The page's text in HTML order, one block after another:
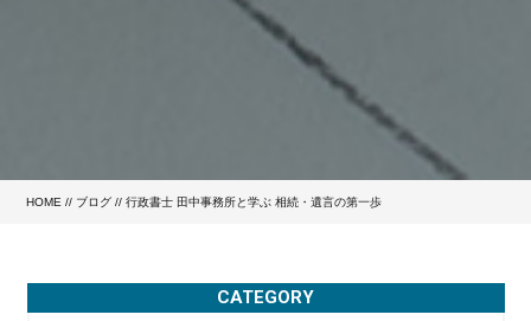
HOME // ブログ // 行政書士 田中事務所と学ぶ 相続・遺言の第一歩
CATEGORY